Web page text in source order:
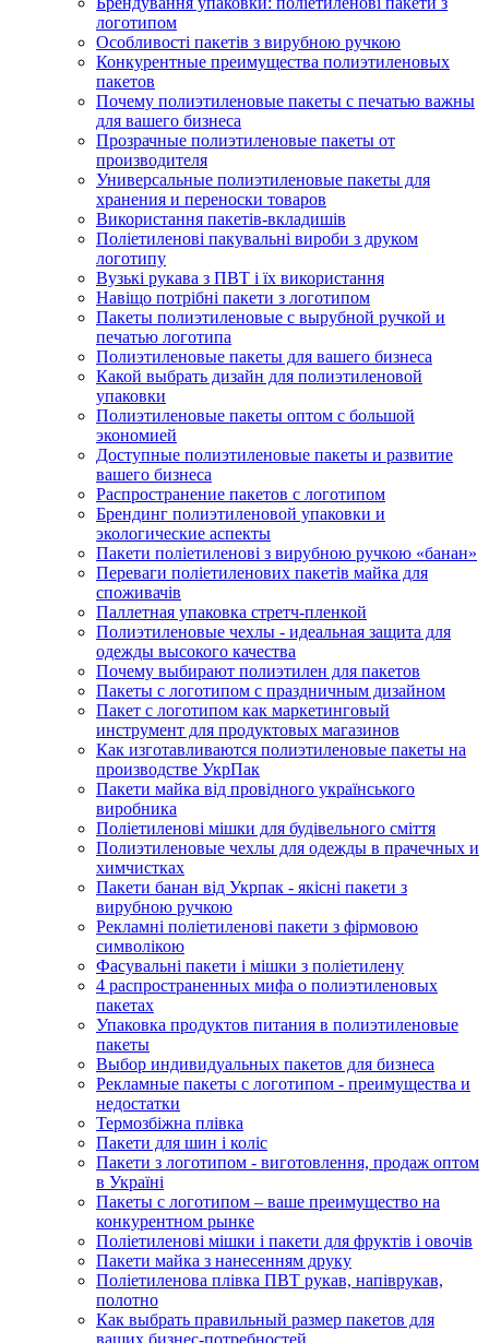
логотипом
Особливості пакетів з вирубною ручкою
Конкурентные преимущества полиэтиленовых
пакетов
Почему полиэтиленовые пакеты с печатью важны
для вашего бизнеса
Прозрачные полиэтиленовые пакеты от
производителя
Универсальные полиэтиленовые пакеты для
хранения и переноски товаров
Використання пакетів-вкладишів
Поліетиленові пакувальні вироби з друком
логотипу
Вузькі рукава з ПВТ і їх використання
Навіщо потрібні пакети з логотипом
Пакеты полиэтиленовые с вырубной ручкой и
печатью логотипа
Полиэтиленовые пакеты для вашего бизнеса
Какой выбрать дизайн для полиэтиленовой
упаковки
Полиэтиленовые пакеты оптом с большой
экономией
Доступные полиэтиленовые пакеты и развитие
вашего бизнеса
Распространение пакетов с логотипом
Брендинг полиэтиленовой упаковки и
экологические аспекты
Пакети поліетиленові з вирубною ручкою «банан»
Переваги поліетиленових пакетів майка для
споживачів
Паллетная упаковка стретч-пленкой
Полиэтиленовые чехлы - идеальная защита для
одежды высокого качества
Почему выбирают полиэтилен для пакетов
Пакеты с логотипом с праздничным дизайном
Пакет с логотипом как маркетинговый
инструмент для продуктовых магазинов
Как изготавливаются полиэтиленовые пакеты на
производстве УкрПак
Пакети майка від провідного українського
виробника
Поліетиленові мішки для будівельного сміття
Полиэтиленовые чехлы для одежды в прачечных и
химчистках
Пакети банан від Укрпак - якісні пакети з
вирубною ручкою
Рекламні поліетиленові пакети з фірмовою
символікою
Фасувальні пакети і мішки з поліетилену
4 распространенных мифа о полиэтиленовых
пакетах
Упаковка продуктов питания в полиэтиленовые
пакеты
Выбор индивидуальных пакетов для бизнеса
Рекламные пакеты с логотипом - преимущества и
недостатки
Термозбіжна плівка
Пакети для шин і коліс
Пакети з логотипом - виготовлення, продаж оптом
в Україні
Пакеты с логотипом – ваше преимущество на
конкурентном рынке
Поліетиленові мішки і пакети для фруктів і овочів
Пакети майка з нанесенням друку
Поліетиленова плівка ПВТ рукав, напіврукав,
полотно
Как выбрать правильный размер пакетов для
ваших бизнес-потребностей